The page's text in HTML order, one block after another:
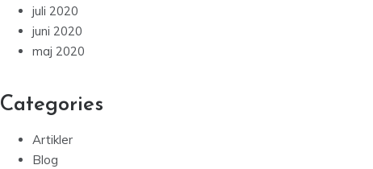
juli 2020
juni 2020
maj 2020
Categories
Artikler
Blog